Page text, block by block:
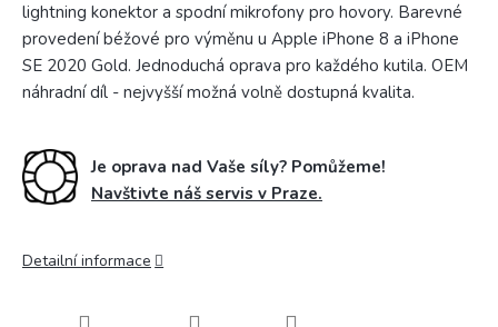
lightning konektor a spodní mikrofony pro hovory. Barevné
provedení béžové pro výměnu u Apple iPhone 8 a iPhone
SE 2020 Gold. Jednoduchá oprava pro každého kutila. OEM
náhradní díl - nejvyšší možná volně dostupná kvalita.
Je oprava nad Vaše síly? Pomůžeme!
Navštivte náš servis v Praze.
Detailní informace